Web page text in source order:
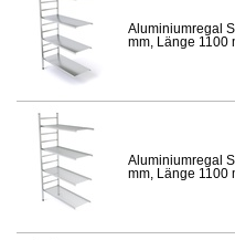
Aluminiumregal
mm, Länge 1100
Aluminiumregal
mm, Länge 1100